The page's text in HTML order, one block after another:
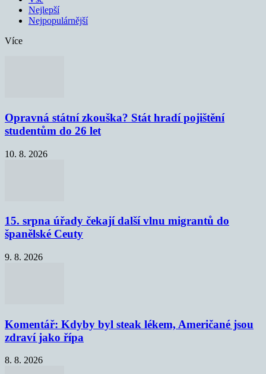
Nejlepší
Nejpopulárnější
Více
Opravná státní zkouška? Stát hradí pojištění
studentům do 26 let
10. 8. 2026
15. srpna úřady čekají další vlnu migrantů do
španělské Ceuty
9. 8. 2026
Komentář: Kdyby byl steak lékem, Američané jsou
zdraví jako řípa
8. 8. 2026